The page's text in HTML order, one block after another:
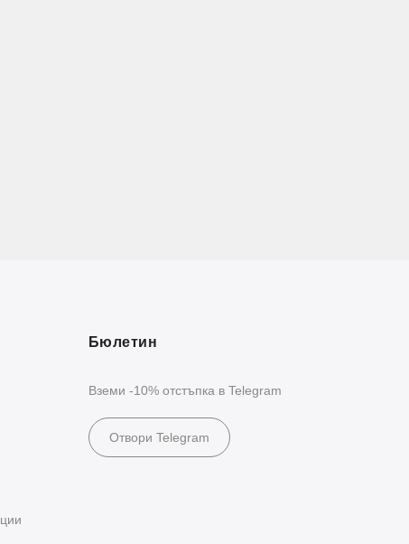
Бюлетин
Вземи -10% отстъпка в Telegram
Отвори Telegram